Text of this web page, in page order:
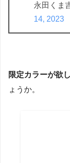
永田くま
14, 2023
限定カラーが欲
ょうか。